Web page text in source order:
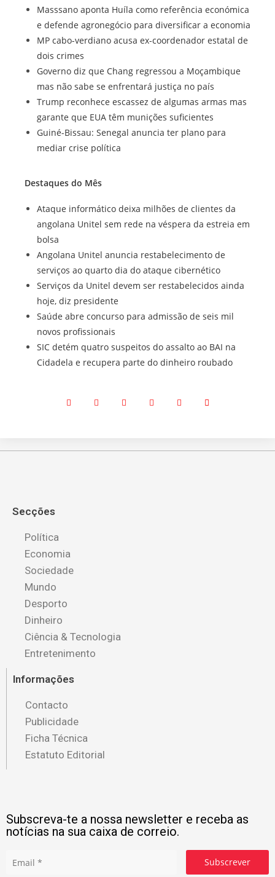
Masssano aponta Huíla como referência económica
e defende agronegócio para diversificar a economia
MP cabo-verdiano acusa ex-coordenador estatal de
dois crimes
Governo diz que Chang regressou a Moçambique
mas não sabe se enfrentará justiça no país
Trump reconhece escassez de algumas armas mas
garante que EUA têm munições suficientes
Guiné-Bissau: Senegal anuncia ter plano para
mediar crise política
Destaques do Mês
Ataque informático deixa milhões de clientes da
angolana Unitel sem rede na véspera da estreia em
bolsa
Angolana Unitel anuncia restabelecimento de
serviços ao quarto dia do ataque cibernético
Serviços da Unitel devem ser restabelecidos ainda
hoje, diz presidente
Saúde abre concurso para admissão de seis mil
novos profissionais
SIC detém quatro suspeitos do assalto ao BAI na
Cidadela e recupera parte do dinheiro roubado
Secções
Política
Economia
Sociedade
Mundo
Desporto
Dinheiro
Ciência & Tecnologia
Entretenimento
Informações
Contacto
Publicidade
Ficha Técnica
Estatuto Editorial
Subscreva-te a nossa newsletter e receba as
notícias na sua caixa de correio.
Subscrever